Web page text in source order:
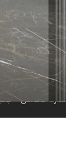
منارة الأندلس ©